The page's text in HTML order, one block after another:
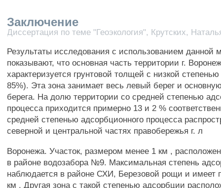
Заключение
Диссертация по теме "Геоэкология", Крутских,
Результаты исследования с использованием данной
показывают, что основная часть территории г.
характеризуется грунтовой толщей с низкой
85%). Эта зона занимает весь левый берег и
берега. На долю территории со средней степенью
процесса приходится примерно 13 и 2 %
средней степенью адсорбционного процесса
северной и центральной частях правобережья г. л
Воронежа. Участок, размером менее 1 км ,
в районе водозабора №9. Максимальная степень
наблюдается в районе СХИ, Березовой рощи и имеет
км . Другая зона с такой степенью адсорбции